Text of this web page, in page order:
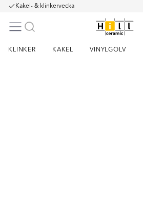
Kakel- & klinkervecka
KLINKER KAKEL VINYLGOLV